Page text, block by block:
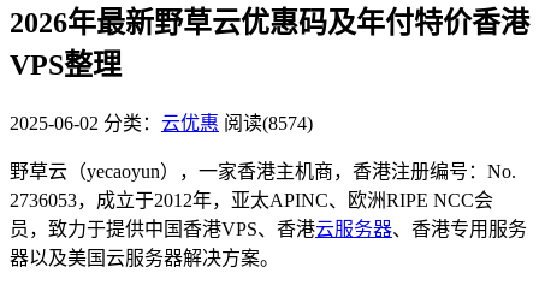
2026年最新野草云优惠码及年付特价香港
VPS整理
2025-06-02 分类： 云优惠 阅读(8574)
野草云（yecaoyun），一家香港主机商，香港注册编号：No.
2736053，成立于2012年，亚太APINC、欧洲RIPE NCC会
员，致力于提供中国香港VPS、香港云服务器、香港专用服务
器以及美国云服务器解决方案。